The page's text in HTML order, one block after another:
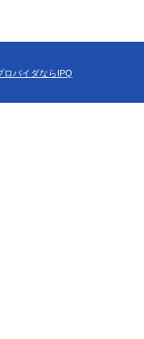
ロバイダならIPQ